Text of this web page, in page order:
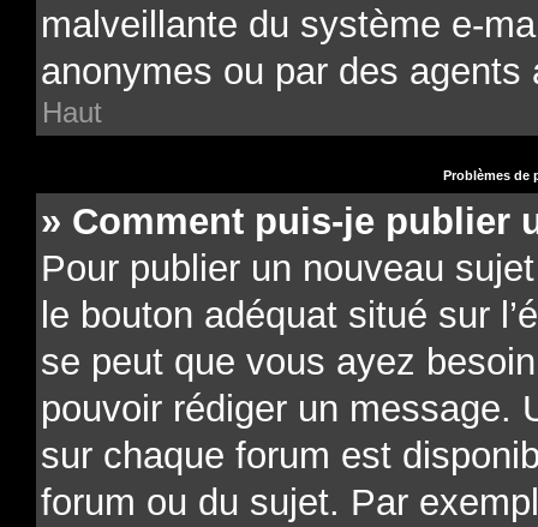
malveillante du système e-
anonymes ou par des agents
Haut
Problèmes de
» Comment puis-je publier
Pour publier un nouveau
le bouton adéquat situé sur
se peut que vous ayez
pouvoir rédiger un message.
sur chaque forum est
forum ou du sujet. Par